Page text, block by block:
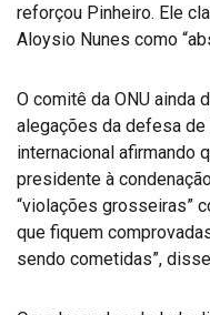
reforçou Pinheiro. Ele
Aloysio Nunes como
O comitê da ONU ainda
alegações da defesa de
internacional afirmando
presidente à
“violações grosseiras”
que fiquem
sendo cometidas”,